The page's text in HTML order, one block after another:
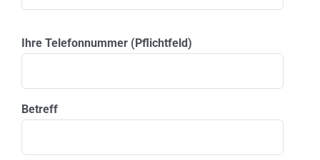
Ihre Telefonnummer (Pflichtfeld)
Betreff